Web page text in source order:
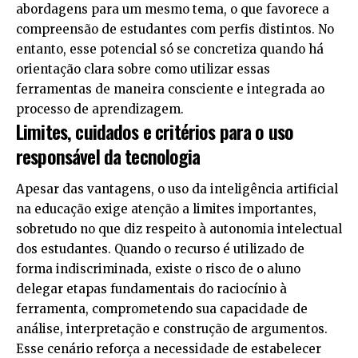
abordagens para um mesmo tema, o que favorece a
compreensão de estudantes com perfis distintos. No
entanto, esse potencial só se concretiza quando há
orientação clara sobre como utilizar essas
ferramentas de maneira consciente e integrada ao
processo de aprendizagem.
Limites, cuidados e critérios para o uso
responsável da tecnologia
Apesar das vantagens, o uso da inteligência artificial
na educação exige atenção a limites importantes,
sobretudo no que diz respeito à autonomia intelectual
dos estudantes. Quando o recurso é utilizado de
forma indiscriminada, existe o risco de o aluno
delegar etapas fundamentais do raciocínio à
ferramenta, comprometendo sua capacidade de
análise, interpretação e construção de argumentos.
Esse cenário reforça a necessidade de estabelecer